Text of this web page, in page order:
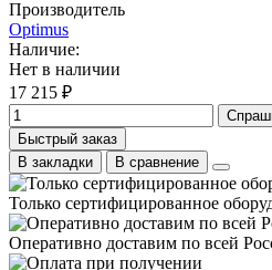
Производитель
Optimus
Наличие:
Нет в наличии
17 215 ₽
Быстрый заказ
В закладки
В сравнение
Только сертифицированное
Оперативно доставим по всей